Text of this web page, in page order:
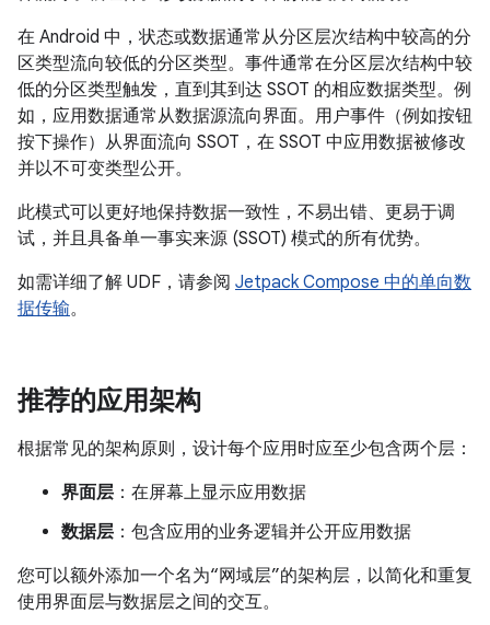
在 Android 中，状态或数据通常从分区层次结构中较高的分
区类型流向较低的分区类型。事件通常在分区层次结构中较
低的分区类型触发，直到其到达 SSOT 的相应数据类型。例
如，应用数据通常从数据源流向界面。用户事件（例如按钮
按下操作）从界面流向 SSOT，在 SSOT 中应用数据被修改
并以不可变类型公开。
此模式可以更好地保持数据一致性，不易出错、更易于调
试，并且具备单一事实来源 (SSOT) 模式的所有优势。
如需详细了解 UDF，请参阅 Jetpack Compose 中的单向数
据传输。
推荐的应用架构
根据常见的架构原则，设计每个应用时应至少包含两个层：
界面层 ：在屏幕上显示应用数据
数据层 ：包含应用的业务逻辑并公开应用数据
您可以额外添加一个名为“网域层”的架构层，以简化和重复
使用界面层与数据层之间的交互。